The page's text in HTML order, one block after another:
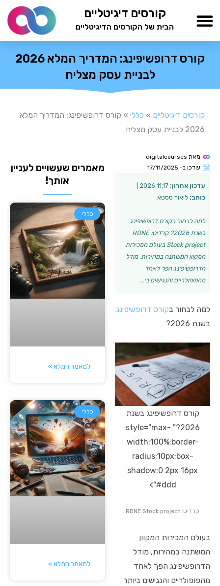
לתוכן
קורסים דיגיטליים
הבית של הקורסים הדיגיטליים
קורס דרופשיפינג: המדריך המלא 2026
לבניית עסק מצליח
קורסים דיגיטליים » כללי » קורס דרופשיפינג: המדריך המלא
2026 לבניית עסק מצליח
מאת
עודכן ב- 17/11/2025
עדכון אחרון:
כותב: ליאור טסטא
למה לבחור בקורס דרופשיפינג
בשנת 2026? קרדיט: RDNE
Stock project בעולם המכירות
המקוון המשתנה במהירות, מודל
הדרופשיפינג הפך לאחד
מהפופולריים והנגישים בי…
למה לבחור בקורס דרופשיפינג
בשנת 2026?
קורס דרופשיפינג בשנת
2026?" style="max-
width:100%;border-
radius:10px;box-
shadow:0 2px 16px
#ddd">
קרדיט: RDNE Stock project
בעולם המכירות המקוון
המשתנה במהירות, מודל
הדרופשיפינג הפך לאחד
מהפופולריים והנגישים ביותר
מאמרים שעשויים לעניין
אותך!
כללי
למאמר המלא »
כללי
למאמר המלא »